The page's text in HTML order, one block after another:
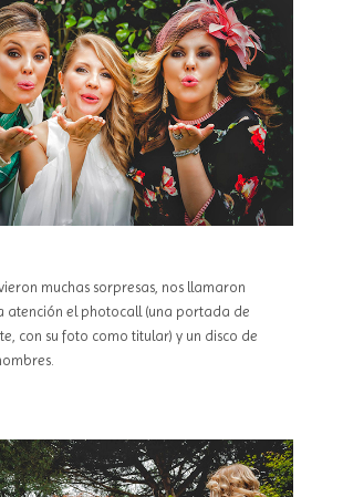
muchas sorpresas, nos llamaron
atención el photocall (una portada de
con su foto como titular) y un disco de